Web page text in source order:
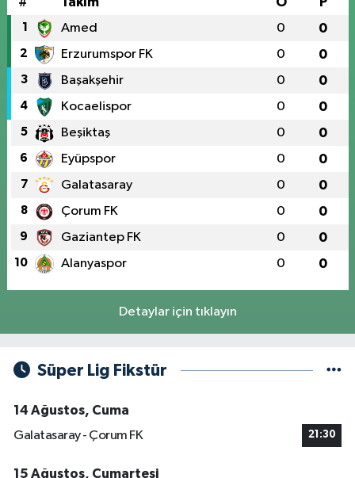
1 Amed 0 0
2 Erzurumspor FK 0 0
3 Başakşehir 0 0
4 Kocaelispor 0 0
5 Beşiktaş 0 0
6 Eyüpspor 0 0
7 Galatasaray 0 0
8 Çorum FK 0 0
9 Gaziantep FK 0 0
10 Alanyaspor 0 0
Detaylar için tıklayın
Süper Lig Fikstür
14 Ağustos, Cuma
Galatasaray - Çorum FK
21:30
15 Ağustos, Cumartesi